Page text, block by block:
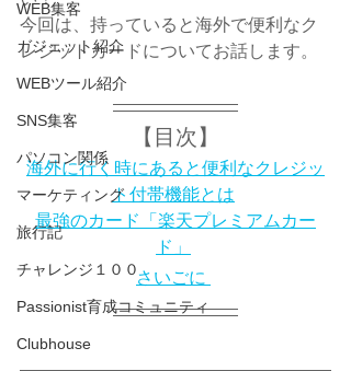
WEB集客
ガジェット紹介
WEBツール紹介
SNS集客
パソコン関係
マーケティング
旅行記
チャレンジ１００
Passionist育成コミュニティ
Clubhouse
今回は、持っていると海外で便利なク
レジットカードについてお話します。
【目次】
海外に行く時にあると便利なクレジッ
ト付帯機能とは
最強のカード「楽天プレミアムカー
ド」
さいごに